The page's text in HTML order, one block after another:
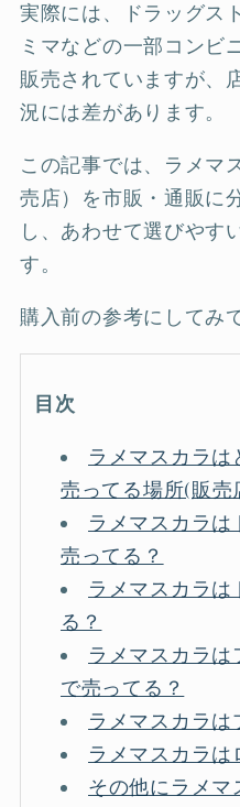
実際には、ドラッグス
ミマなどの一部コンビ
販売されていますが、
況には差があります。
この記事では、ラメマ
売店）を市販・通販に
し、あわせて選びやす
す。
購入前の参考にしてみ
目次
ラメマスカラ
売ってる場所(販売
ラメマスカラ
売ってる？
ラメマスカラは
る？
ラメマスカラは
で売ってる？
ラメマスカラは
ラメマスカラは
その他にラメ